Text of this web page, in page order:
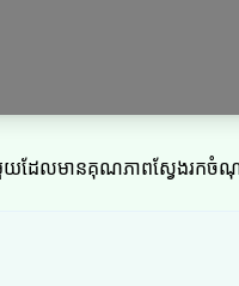
យដែលមានគុណភាពស្វែងរក